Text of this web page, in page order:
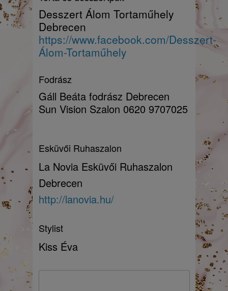
Desszert Álom Tortaműhely
Debrecen
https://www.facebook.com/Desszert-
Álom-Tortaműhely
Fodrász
Gáll Beáta fodrász Debrecen
Sun Vision Szalon 0620 9707025
Esküvői Ruhaszalon
La Novia Esküvői Ruhaszalon
Debrecen
http://lanovia.hu/
Stylist
Kiss Éva